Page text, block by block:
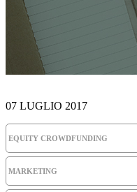
07 LUGLIO 2017
EQUITY CROWDFUNDING
MARKETING